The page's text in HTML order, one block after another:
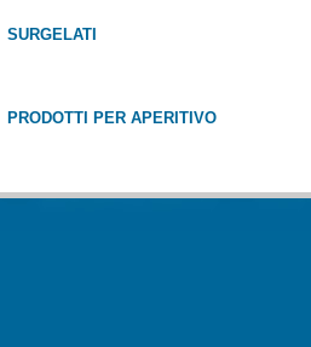
SURGELATI
PRODOTTI PER APERITIVO